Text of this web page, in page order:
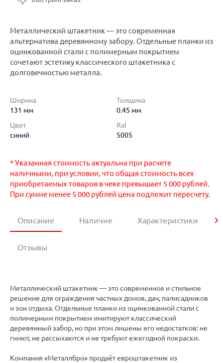
Металлический штакетник — это современная
альтернатива деревянному забору. Отдельные планки из
оцинкованной стали с полимерным покрытием
сочетают эстетику классического штакетника с
долговечностью металла.
Ширина
131 мм
Толщина
0.45 мм
Цвет
синий
Ral
5005
* Указанная стоимость актуальна при расчете
наличными, при условии, что общая стоимость всех
приобретаемых товаров в чеке превышает 5 000 рублей.
При сумме менее 5 000 рублей цена подлежит пересчету.
Описание Наличие Характеристики
Отзывы
Металлический штакетник — это современное и стильное
решение для ограждения частных домов, дач, палисадников
и зон отдыха. Отдельные планки из оцинкованной стали с
полимерным покрытием имитируют классический
деревянный забор, но при этом лишены его недостатков: не
гниют, не рассыхаются и не требуют ежегодной покраски.
Компания «Металлбро» продаёт евроштакетник из